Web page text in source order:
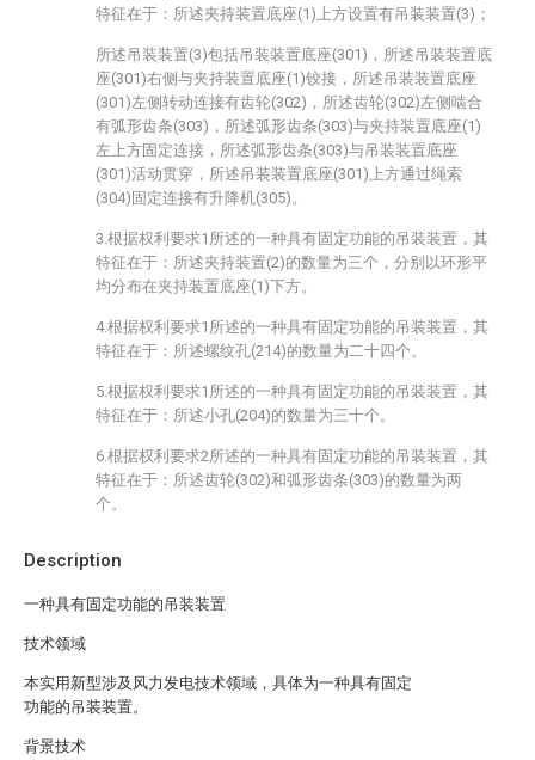
Description
一种具有固定功能的吊装装置
技术领域
本实用新型涉及风力发电技术领域，具体为一种具有固定
功能的吊装装置。
背景技术
特征在于：所述夹持装置底座(1)上方设置有吊装装置(3)；
所述吊装装置(3)包括吊装装置底座(301)，所述吊装装置底
座(301)右侧与夹持装置底座(1)铰接，所述吊装装置底座
(301)左侧转动连接有齿轮(302)，所述齿轮(302)左侧啮合
有弧形齿条(303)，所述弧形齿条(303)与夹持装置底座(1)
左上方固定连接，所述弧形齿条(303)与吊装装置底座
(301)活动贯穿，所述吊装装置底座(301)上方通过绳索
(304)固定连接有升降机(305)。
3.根据权利要求1所述的一种具有固定功能的吊装装置，其
特征在于：所述夹持装置(2)的数量为三个，分别以环形平
均分布在夹持装置底座(1)下方。
4.根据权利要求1所述的一种具有固定功能的吊装装置，其
特征在于：所述螺纹孔(214)的数量为二十四个。
5.根据权利要求1所述的一种具有固定功能的吊装装置，其
特征在于：所述小孔(204)的数量为三十个。
6.根据权利要求2所述的一种具有固定功能的吊装装置，其
特征在于：所述齿轮(302)和弧形齿条(303)的数量为两
个。